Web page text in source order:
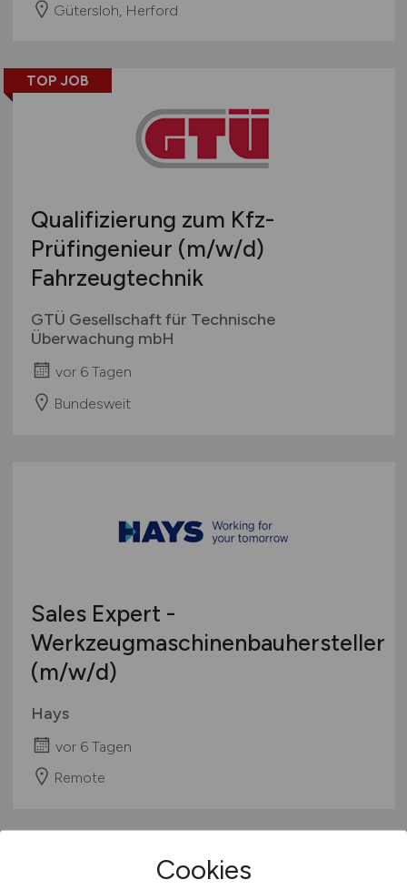
Gütersloh, Herford
TOP JOB
Qualifizierung zum Kfz-
Prüfingenieur (m/w/d)
Fahrzeugtechnik
GTÜ Gesellschaft für Technische
Überwachung mbH
vor 6 Tagen
Bundesweit
Sales Expert -
Werkzeugmaschinenbauhersteller
(m/w/d)
Hays
vor 6 Tagen
Remote
Cookies